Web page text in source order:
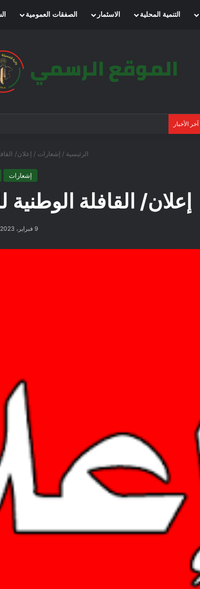
التنمية المحلية الاسثمار الصفقات العمومية
آخر الأخبار
الرئيسية / إشعارات / إعلان/
إشعارات
إعلان/ القافلة
9 فبراير، 2023